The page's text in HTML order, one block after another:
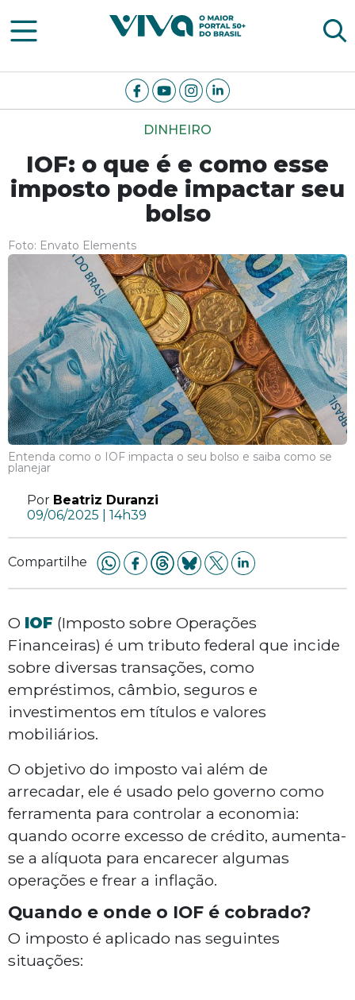
Viva Notícias
DINHEIRO
IOF: o que é e como esse
imposto pode impactar seu
bolso
Foto: Envato Elements
Entenda como o IOF impacta o seu bolso e saiba como se
planejar
Por Beatriz Duranzi
09/06/2025 | 14h39
Compartilhe
O IOF (Imposto sobre Operações
Financeiras) é um tributo federal que incide
sobre diversas transações, como
empréstimos, câmbio, seguros e
investimentos em títulos e valores
mobiliários.
O objetivo do imposto vai além de
arrecadar, ele é usado pelo governo como
ferramenta para controlar a economia:
quando ocorre excesso de crédito, aumenta-
se a alíquota para encarecer algumas
operações e frear a inflação.
Quando e onde o IOF é cobrado?
O imposto é aplicado nas seguintes
situações: